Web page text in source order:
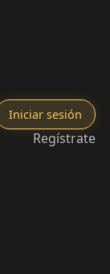
Iniciar sesión
Regístrate